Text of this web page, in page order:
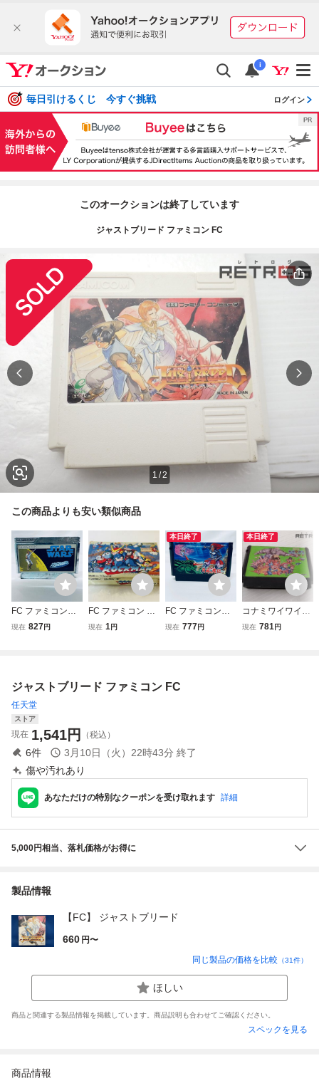
i
毎日引けるくじ 今すぐ挑戦 ログイン
このオークションは終了しています
ジャストブリード ファミコン FC
1/2
この商品よりも安い類似商品
FC ファミコンソ
フト スターウォー
現在 827円
FC ファミコン ロ
ックマン2 ワイリ
現在 1円
本日終了
FC ファミコンソ
フト 月風魔伝 ソ
現在 777円
本日終了
コナミワイワイワ
ールド ファミコン
現在 781円
ジャストブリード ファミコン FC
任天堂
ストア
現在 1,541円 （税込）
6件 3月10日（火）22時43分 終了
傷や汚れあり
あなただけの特別なクーポンを受け取れます 詳細
5,000円相当、落札価格がお得に
製品情報
【FC】 ジャストブリード
660 円〜
同じ製品の価格を比較 （31件）
ほしい
商品と関連する製品情報を掲載しています。商品説明も合わせてご確認ください。
スペックを見る
商品情報